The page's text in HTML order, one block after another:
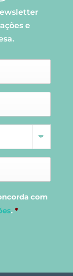
e
com
. *